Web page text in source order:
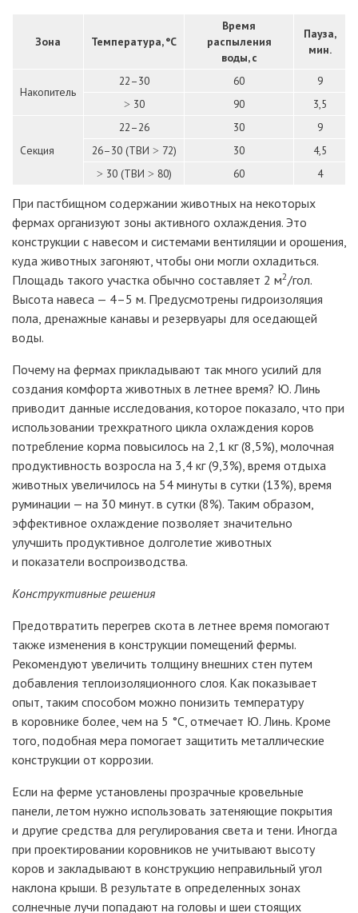
Зона Температура, °C
Время
распыления
воды, с
Пауза,
мин.
Накопитель
22–30 60
9
˃ 30
90 3,5
Секция
22–26 30
9
26–30 (ТВИ ˃ 72)
30
4,5
˃ 30 (ТВИ ˃ 80)
60 4
При пастбищном содержании животных на некоторых
фермах организуют зоны активного охлаждения. Это
конструкции с навесом и системами вентиляции и орошения,
куда животных загоняют, чтобы они могли охладиться.
Площадь такого участка обычно составляет 2 м2/гол.
Высота навеса — 4–5 м. Предусмотрены гидроизоляция
пола, дренажные канавы и резервуары для оседающей
воды.
Почему на фермах прикладывают так много усилий для
создания комфорта животных в летнее время? Ю. Линь
приводит данные исследования, которое показало, что при
использовании трехкратного цикла охлаждения коров
потребление корма повысилось на 2,1 кг (8,5%), молочная
продуктивность возросла на 3,4 кг (9,3%), время отдыха
животных увеличилось на 54 минуты в сутки (13%), время
руминации — на 30 минут. в сутки (8%). Таким образом,
эффективное охлаждение позволяет значительно
улучшить продуктивное долголетие животных
и показатели воспроизводства.
Конструктивные решения
Предотвратить перегрев скота в летнее время помогают
также изменения в конструкции помещений фермы.
Рекомендуют увеличить толщину внешних стен путем
добавления теплоизоляционного слоя. Как показывает
опыт, таким способом можно понизить температуру
в коровнике более, чем на 5 °C, отмечает Ю. Линь. Кроме
того, подобная мера помогает защитить металлические
конструкции от коррозии.
Если на ферме установлены прозрачные кровельные
панели, летом нужно использовать затеняющие покрытия
и другие средства для регулирования света и тени. Иногда
при проектировании коровников не учитывают высоту
коров и закладывают в конструкцию неправильный угол
наклона крыши. В результате в определенных зонах
солнечные лучи попадают на головы и шеи стоящих